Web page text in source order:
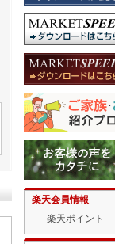
楽天会員情報
楽天ポイント